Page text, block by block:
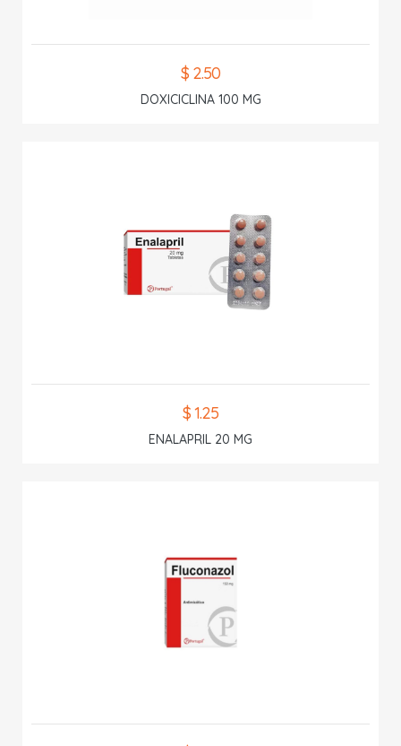
$ 2.50
DOXICICLINA 100 MG
$ 1.25
ENALAPRIL 20 MG